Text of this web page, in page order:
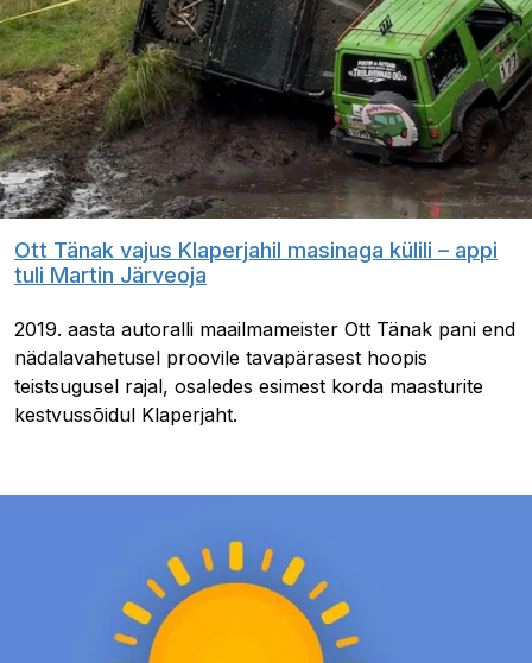
Ott Tänak vajus Klaperjahil masinaga külili – appi
tuli Martin Järveoja
2019. aasta autoralli maailmameister Ott Tänak pani end
nädalavahetusel proovile tavapärasest hoopis
teistsugusel rajal, osaledes esimest korda maasturite
kestvussõidul Klaperjaht.